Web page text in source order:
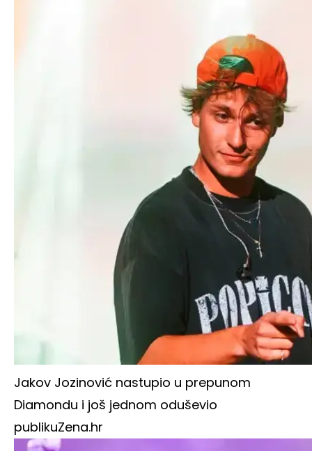
Jakov Jozinović nastupio u prepunom
Diamondu i još jednom oduševio
publikuZena.hr